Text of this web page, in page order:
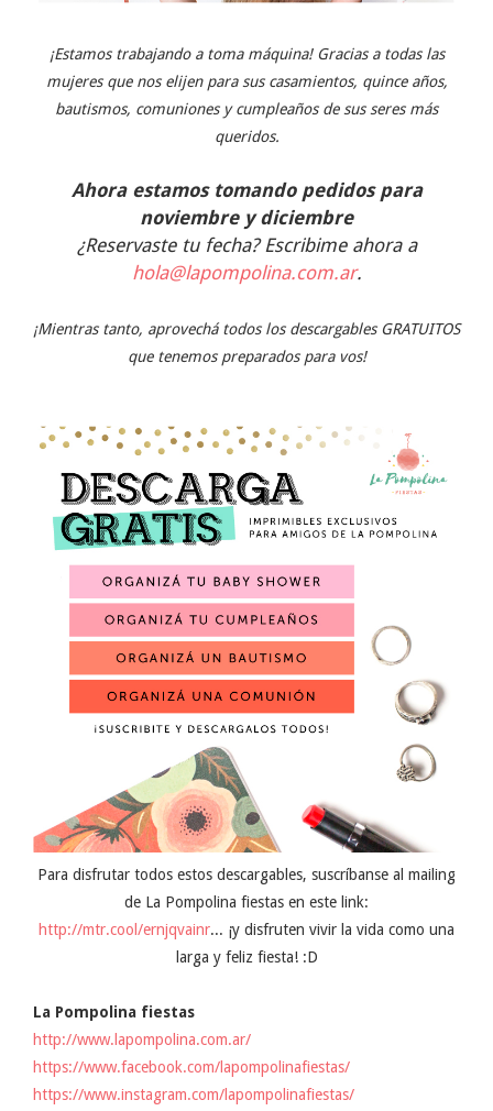
¡Estamos trabajando a toma máquina! Gracias a todas las
mujeres que nos elijen para sus casamientos, quince años,
bautismos, comuniones y cumpleaños de sus seres más
queridos.
Ahora estamos tomando pedidos para
noviembre y diciembre
¿Reservaste tu fecha? Escribime ahora a
hola@lapompolina.com.ar.
¡Mientras tanto, aprovechá todos los descargables GRATUITOS
que tenemos preparados para vos!
Para disfrutar todos estos descargables, suscríbanse al mailing
de La Pompolina fiestas en este link:
http://mtr.cool/ernjqvainr... ¡y disfruten vivir la vida como una
larga y feliz fiesta! :D
La Pompolina fiestas
http://www.lapompolina.com.ar/
https://www.facebook.com/lapompolinafiestas/
https://www.instagram.com/lapompolinafiestas/